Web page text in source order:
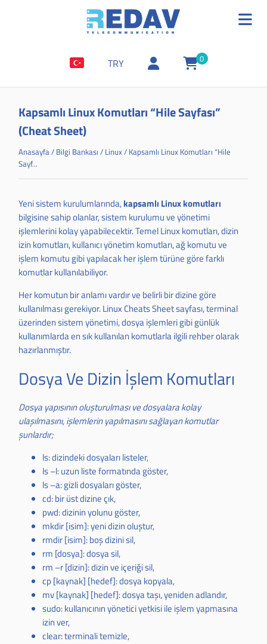
TRY 0
Kapsamlı Linux Komutları “Hile Sayfası”
(Cheat Sheet)
Anasayfa/ Bilgi Bankası / Linux/ Kapsamlı Linux Komutları “Hile
Sayf...
Yeni sistem kurulumlarında,kapsamlı Linux komutları
bilgisine sahip olanlar, sistem kurulumu ve yönetimi
işlemlerini kolay yapabilecektir. TemelLinuxkomutları, dizin
izin komutları, kullanıcı yönetim komutları, ağ komutu ve
işlem komutu gibi yapılacak her işlem türüne göre farklı
komutlar kullanılabiliyor.
Her komutun bir anlamı vardır ve belirli bir dizine göre
kullanılması gerekiyor. Linux Cheats Sheet sayfası, terminal
üzerinden sistem yönetimi, dosya işlemleri gibi günlük
kullanımlarda en sık kullanılan komutlarla ilgili rehber olarak
hazırlanmıştır.
Dosya Ve Dizin İşlem Komutları
Dosya yapısının oluşturulması ve dosyalara kolay
ulaşılmasını, işlemlerin yapılmasını sağlayan komutlar
şunlardır;
ls: dizindeki dosyaları listeler,
ls –l: uzun liste formatında göster,
ls –a: gizli dosyaları göster,
cd: bir üst dizine çık,
pwd: dizinin yolunu göster,
mkdir [isim]: yeni dizin oluştur,
rmdir [isim]: boş dizini sil,
rm [dosya]: dosya sil,
rm –r [dizin]: dizin ve içeriği sil,
cp [kaynak] [hedef]: dosya kopyala,
mv [kaynak] [hedef]: dosya taşı, yeniden adlandır,
sudo: kullanıcının yönetici yetkisi ile işlem yapmasına
izin ver,
clear: terminali temizle,